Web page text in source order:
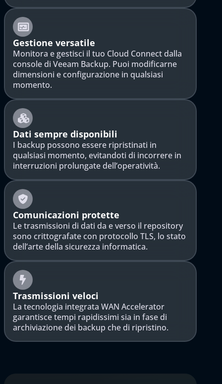
Gestione versatile
Monitora e gestisci il tuo Cloud Connect dalla
console di Veeam Backup. Puoi modificarne
dimensioni e configurazione in qualsiasi
momento.
Dati sempre disponibili
I backup possono essere ripristinati in
qualsiasi momento, evitandoti di incorrere in
interruzioni prolungate dell’operatività.
Comunicazioni protette
Le trasmissioni di dati da e verso il repository
sono crittografate con protocollo TLS, lo stato
dell’arte della sicurezza informatica.
Trasmissioni veloci
La tecnologia integrata WAN Accelerator
garantisce tempi rapidissimi sia in fase di
archiviazione dei backup che di ripristino.